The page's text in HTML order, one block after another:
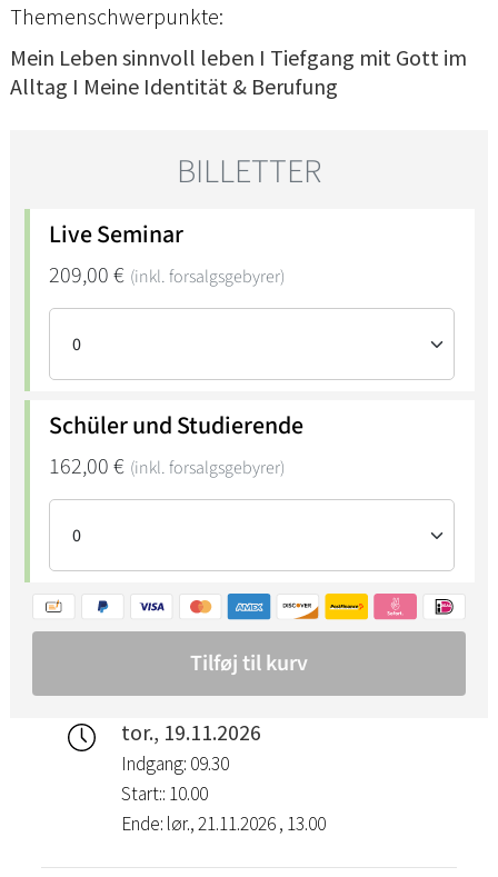
Themenschwerpunkte:
Mein Leben sinnvoll leben I Tiefgang mit Gott im
Alltag I Meine Identität & Berufung
tor., 19.11.2026
Indgang: 09.30
Start:: 10.00
Ende: lør., 21.11.2026 , 13.00